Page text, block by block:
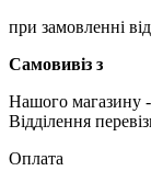
при замовленні
Самовивіз з
Нашого магазину
Відділення
Оплата